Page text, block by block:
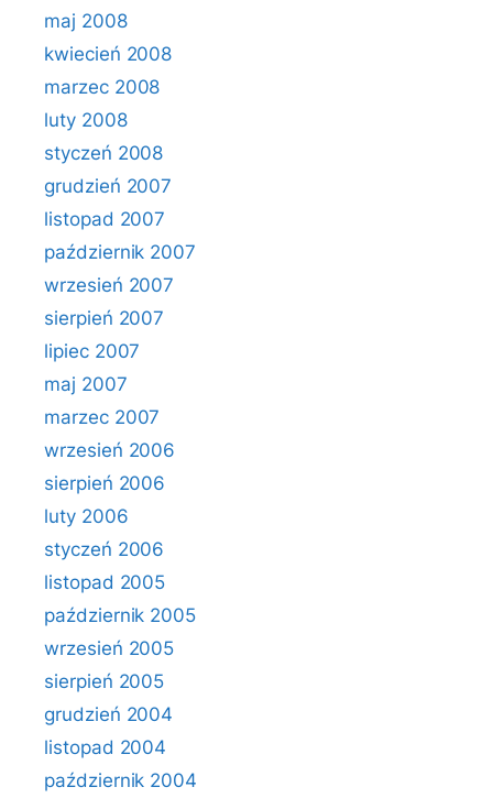
maj 2008
kwiecień 2008
marzec 2008
luty 2008
styczeń 2008
grudzień 2007
listopad 2007
październik 2007
wrzesień 2007
sierpień 2007
lipiec 2007
maj 2007
marzec 2007
wrzesień 2006
sierpień 2006
luty 2006
styczeń 2006
listopad 2005
październik 2005
wrzesień 2005
sierpień 2005
grudzień 2004
listopad 2004
październik 2004